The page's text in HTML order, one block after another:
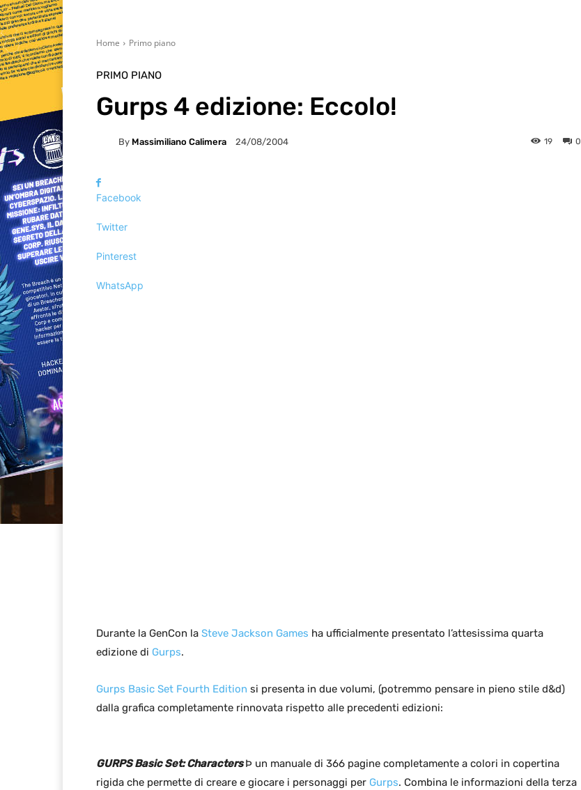
Home Primo piano
PRIMO PIANO
Gurps 4 edizione: Eccolo!
By Massimiliano Calimera 24/08/2004 0
19
Facebook
Twitter
Pinterest
WhatsApp
Durante la GenCon la Steve Jackson Games ha ufficialmente presentato l’attesissima quarta
edizione di Gurps.
Gurps Basic Set Fourth Edition si presenta in due volumi, (potremmo pensare in pieno stile d&d)
dalla grafica completamente rinnovata rispetto alle precedenti edizioni:
GURPS Basic Set: CharactersÞ un manuale di 366 pagine completamente a colori in copertina
rigida che permette di creare e giocare i personaggi per Gurps. Combina le informazioni della terza